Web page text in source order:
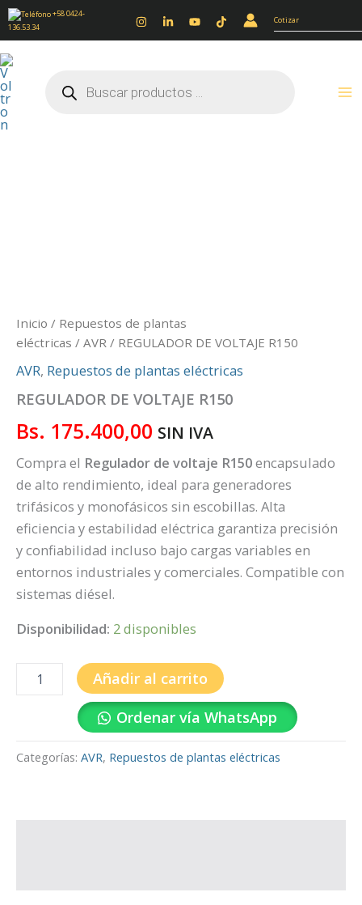
Ir
al
contenido
+58 0424-
136.53.34
Cotizar
productos
Inicio / Repuestos de plantas
eléctricas / AVR / REGULADOR DE VOLTAJE R150
AVR, Repuestos de plantas eléctricas
REGULADOR DE VOLTAJE R150
Bs. 175.400,00 SIN IVA
Compra el Regulador de voltaje R150encapsulado
de alto rendimiento, ideal para generadores
trifásicos y monofásicos sin escobillas. Alta
eficiencia y estabilidad eléctrica garantiza precisión
y confiabilidad incluso bajo cargas variables en
entornos industriales y comerciales. Compatible con
sistemas diésel.
Disponibilidad: 2 disponibles
Añadir al carrito
Ordenar vía WhatsApp
Categorías: AVR, Repuestos de plantas eléctricas